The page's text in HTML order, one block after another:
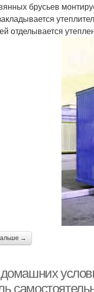
брусьев
отделывается
→